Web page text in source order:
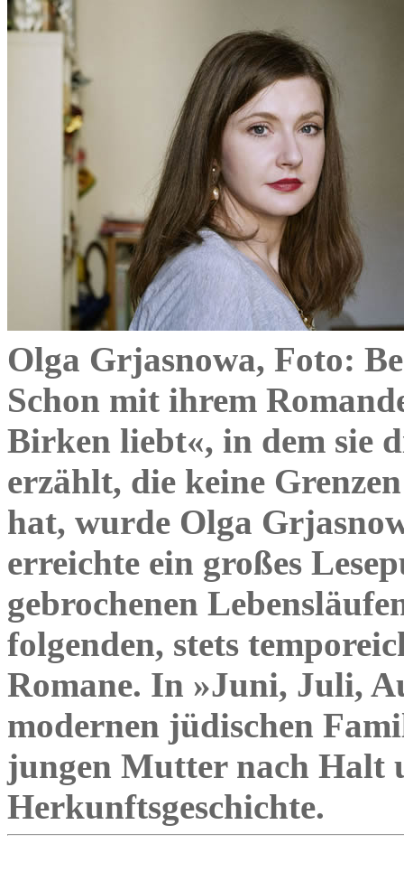
Olga Grjasnowa, Foto:
Schon mit ihrem
Birken liebt«, in dem sie
erzählt, die keine
hat, wurde Olga
erreichte ein großes
gebrochenen
folgenden, stets
Romane. In »Juni, Juli,
modernen jüdischen
jungen Mutter nach Halt
Herkunftsgeschichte.